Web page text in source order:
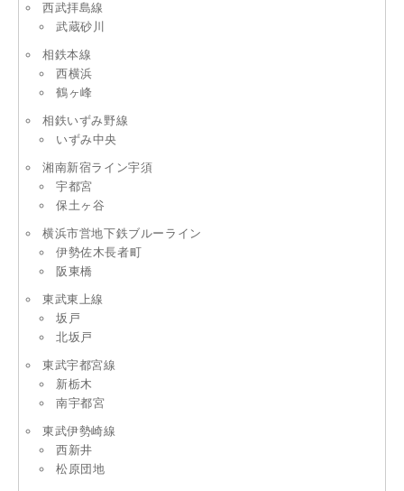
西武拝島線
武蔵砂川
相鉄本線
西横浜
鶴ヶ峰
相鉄いずみ野線
いずみ中央
湘南新宿ライン宇須
宇都宮
保土ヶ谷
横浜市営地下鉄ブルーライン
伊勢佐木長者町
阪東橋
東武東上線
坂戸
北坂戸
東武宇都宮線
新栃木
南宇都宮
東武伊勢崎線
西新井
松原団地